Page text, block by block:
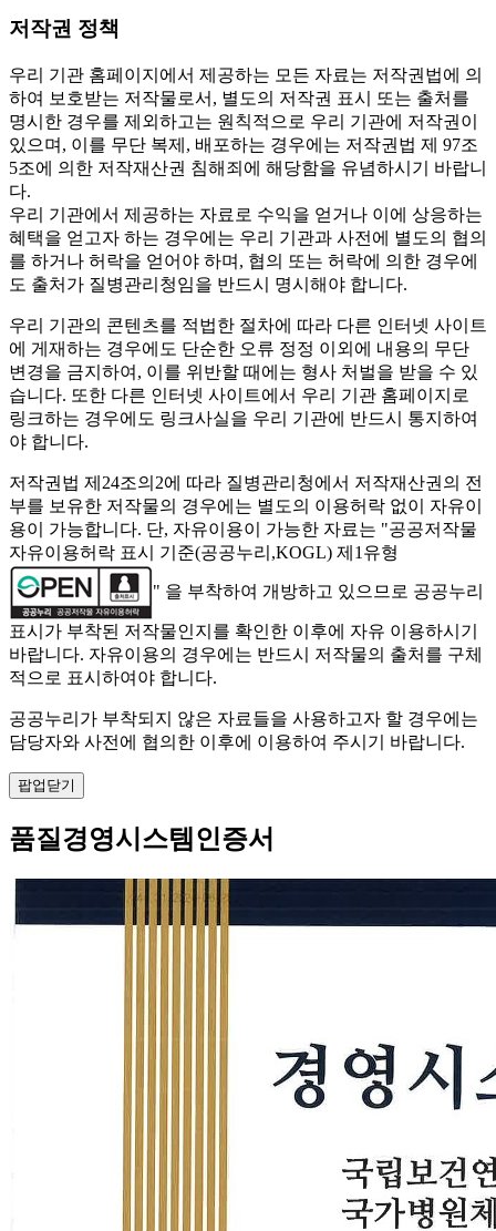
저작권 정책
우리 기관 홈페이지에서 제공하는 모든 자료는 저작권법에 의
하여 보호받는 저작물로서, 별도의 저작권 표시 또는 출처를
명시한 경우를 제외하고는 원칙적으로 우리 기관에 저작권이
있으며, 이를 무단 복제, 배포하는 경우에는 저작권법 제 97조
5조에 의한 저작재산권 침해죄에 해당함을 유념하시기 바랍니
다.
우리 기관에서 제공하는 자료로 수익을 얻거나 이에 상응하는
혜택을 얻고자 하는 경우에는 우리 기관과 사전에 별도의 협의
를 하거나 허락을 얻어야 하며, 협의 또는 허락에 의한 경우에
도 출처가 질병관리청임을 반드시 명시해야 합니다.
우리 기관의 콘텐츠를 적법한 절차에 따라 다른 인터넷 사이트
에 게재하는 경우에도 단순한 오류 정정 이외에 내용의 무단
변경을 금지하여, 이를 위반할 때에는 형사 처벌을 받을 수 있
습니다. 또한 다른 인터넷 사이트에서 우리 기관 홈페이지로
링크하는 경우에도 링크사실을 우리 기관에 반드시 통지하여
야 합니다.
저작권법 제24조의2에 따라 질병관리청에서 저작재산권의 전
부를 보유한 저작물의 경우에는 별도의 이용허락 없이 자유이
용이 가능합니다. 단, 자유이용이 가능한 자료는 "공공저작물
자유이용허락 표시 기준(공공누리,KOGL) 제1유형
" 을 부착하여 개방하고 있으므로 공공누리
표시가 부착된 저작물인지를 확인한 이후에 자유 이용하시기
바랍니다. 자유이용의 경우에는 반드시 저작물의 출처를 구체
적으로 표시하여야 합니다.
공공누리가 부착되지 않은 자료들을 사용하고자 할 경우에는
담당자와 사전에 협의한 이후에 이용하여 주시기 바랍니다.
팝업닫기
품질경영시스템인증서